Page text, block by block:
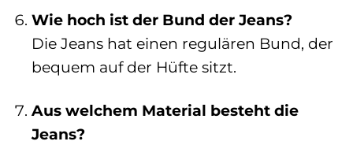
Wie hoch ist der Bund der Jeans?
Die Jeans hat einen regulären Bund, der
bequem auf der Hüfte sitzt.
Aus welchem Material besteht die
Jeans?